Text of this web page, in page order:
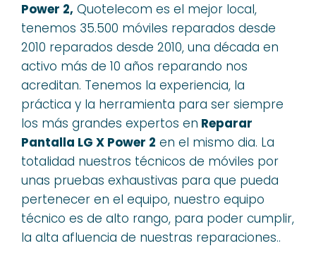
Power 2, Quotelecom es el mejor local,
tenemos 35.500 móviles reparados desde
2010 reparados desde 2010, una década en
activo más de 10 años reparando nos
acreditan. Tenemos la experiencia, la
práctica y la herramienta para ser siempre
los más grandes expertos en Reparar
Pantalla LG X Power 2 en el mismo dia. La
totalidad nuestros técnicos de móviles por
unas pruebas exhaustivas para que pueda
pertenecer en el equipo, nuestro equipo
técnico es de alto rango, para poder cumplir,
la alta afluencia de nuestras reparaciones..